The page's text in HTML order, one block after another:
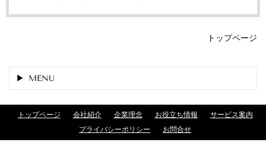
トップページ
MENU
トップページ 会社紹介 企業理念 お役立ち情報
サービス案内
プライバシーポリシー
お問合せ